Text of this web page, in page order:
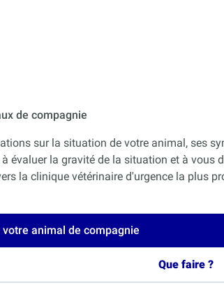
de compagnie
sur la situation de votre animal, ses
évaluer la gravité de la situation et à vous
la clinique vétérinaire d'urgence la plus
animal de compagnie
Que faire ?